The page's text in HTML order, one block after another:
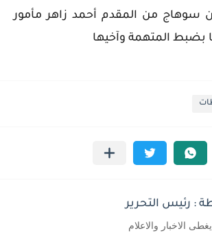
سوهاج من المقدم أحمد زاهر مأمور
بضبط المتهمة وآخيها
: رئيس التحرير
الاخبار والاعلام